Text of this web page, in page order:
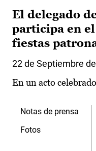
El delegado
participa en
fiestas
22 de Septiembre
En un acto
Notas de prensa
Fotos